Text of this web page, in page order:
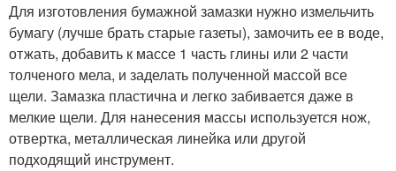
Для изготовления бумажной замазки нужно измельчить
бумагу (лучше брать старые газеты), замочить ее в воде,
отжать, добавить к массе 1 часть глины или 2 части
толченого мела, и заделать полученной массой все
щели. Замазка пластична и легко забивается даже в
мелкие щели. Для нанесения массы используется нож,
отвертка, металлическая линейка или другой
подходящий инструмент.